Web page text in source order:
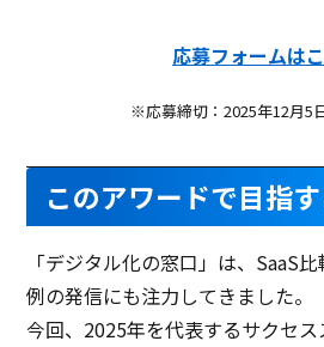
応募フォームは
※応募締切：2025年12月5
このアワードで目指
「デジタル化の窓口」は、SaaS
例の発信にも注力してきました。
今回、2025年を代表するサクセス